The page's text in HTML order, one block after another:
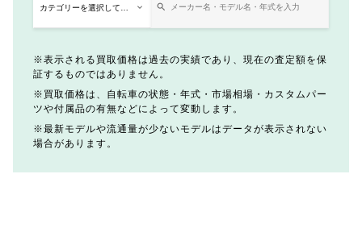
表示される買取価格は過去の実績であり、現在の査定額を保
証するものではありません。
買取価格は、自転車の状態・年式・市場相場・カスタムパー
ツや付属品の有無などによって変動します。
最新モデルや流通量が少ないモデルはデータが表示されない
場合があります。